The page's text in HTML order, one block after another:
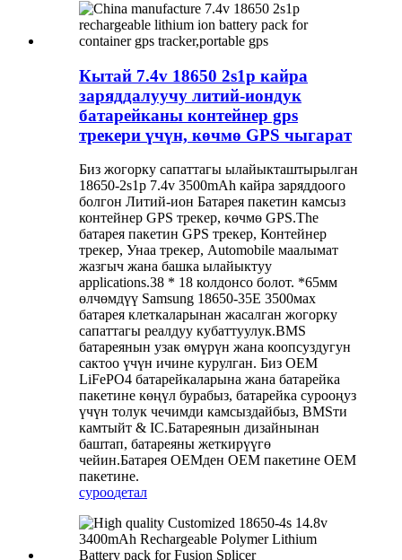
Кытай 7.4v 18650 2s1p кайра
заряддалуучу литий-иондук
батарейканы контейнер gps
трекери үчүн, көчмө GPS чыгарат
Биз жогорку сапаттагы ылайыкташтырылган
18650-2s1p 7.4v 3500mAh кайра заряддоого
болгон Литий-ион Батарея пакетин камсыз
контейнер GPS трекер, көчмө GPS.The
батарея пакетин GPS трекер, Контейнер
трекер, Унаа трекер, Automobile маалымат
жазгыч жана башка ылайыктуу
applications.38 * 18 колдонсо болот. *65мм
өлчөмдүү Samsung 18650-35E 3500мах
батарея клеткаларынан жасалган жогорку
сапаттагы реалдуу кубаттуулук.BMS
батареянын узак өмүрүн жана коопсуздугун
сактоо үчүн ичине курулган. Биз OEM
LiFePO4 батарейкаларына жана батарейка
пакетине көңүл бурабыз, батарейка сурооңуз
үчүн толук чечимди камсыздайбыз, BMSти
камтыйт & IC.Батареянын дизайнынан
баштап, батареяны жеткирүүгө
чейин.Батарея OEMден OEM пакетине OEM
пакетине.
суроодетал